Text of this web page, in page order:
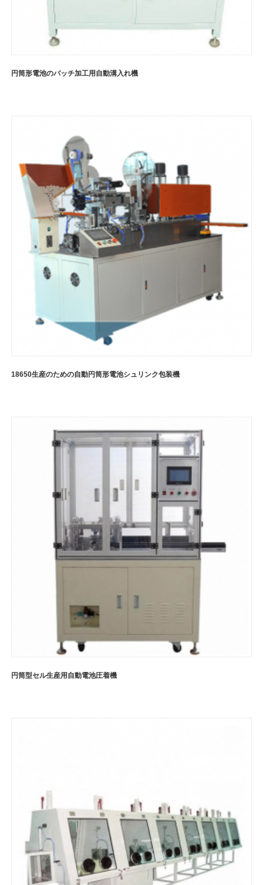
円筒形電池のバッチ加工用自動溝入れ機
18650生産のための自動円筒形電池シュリンク包装機
円筒型セル生産用自動電池圧着機